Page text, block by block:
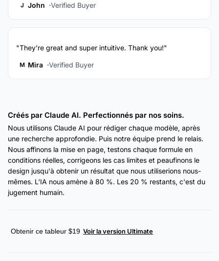
J John Verified Buyer
"They're great and super intuitive. Thank you!"
M Mira Verified Buyer
Créés par Claude AI. Perfectionnés par nos soins.
Nous utilisons Claude AI pour rédiger chaque modèle, après
une recherche approfondie. Puis notre équipe prend le relais.
Nous affinons la mise en page, testons chaque formule en
conditions réelles, corrigeons les cas limites et peaufinons le
design jusqu'à obtenir un résultat que nous utiliserions nous-
mêmes. L'IA nous amène à 80 %. Les 20 % restants, c'est du
jugement humain.
Obtenir ce tableur $19 Voir la version Ultimate